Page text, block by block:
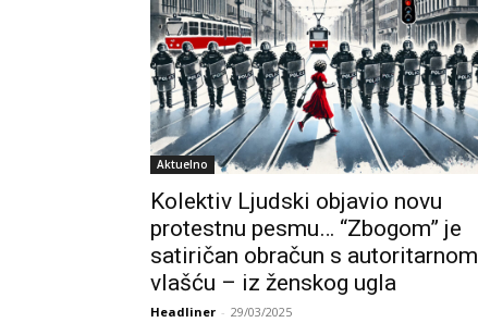
Aktuelno
Kolektiv Ljudski objavio novu
protestnu pesmu… “Zbogom” je
satiričan obračun s autoritarnom
vlašću – iz ženskog ugla
Headliner - 29/03/2025